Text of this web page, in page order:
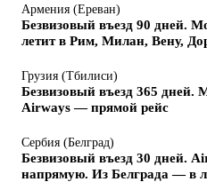
Армения (Ереван)
Безвизовый въезд 90 дней.
летит в Рим, Милан, Вену,
Грузия (Тбилиси)
Безвизовый въезд 365 дней.
Airways — прямой рейс
Сербия (Белград)
Безвизовый въезд 30 дней.
напрямую. Из Белграда — в